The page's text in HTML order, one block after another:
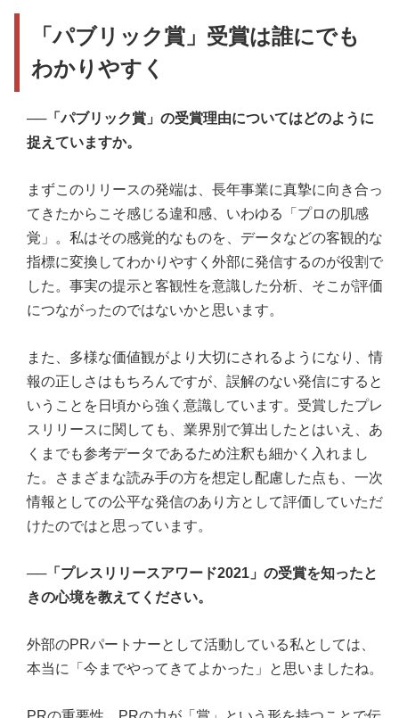
「パブリック賞」受賞は誰にでも
わかりやすく
──「パブリック賞」の受賞理由についてはどのように
捉えていますか。
まずこのリリースの発端は、長年事業に真摯に向き合っ
てきたからこそ感じる違和感、いわゆる「プロの肌感
覚」。私はその感覚的なものを、データなどの客観的な
指標に変換してわかりやすく外部に発信するのが役割で
した。事実の提示と客観性を意識した分析、そこが評価
につながったのではないかと思います。
また、多様な価値観がより大切にされるようになり、情
報の正しさはもちろんですが、誤解のない発信にすると
いうことを日頃から強く意識しています。受賞したプレ
スリリースに関しても、業界別で算出したとはいえ、あ
くまでも参考データであるため注釈も細かく入れまし
た。さまざまな読み手の方を想定し配慮した点も、一次
情報としての公平な発信のあり方として評価していただ
けたのではと思っています。
──「プレスリリースアワード2021」の受賞を知ったと
きの心境を教えてください。
外部のPRパートナーとして活動している私としては、
本当に「今までやってきてよかった」と思いましたね。